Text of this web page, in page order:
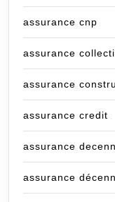
assurance cnp
assurance
assurance
assurance credit
assurance
assurance